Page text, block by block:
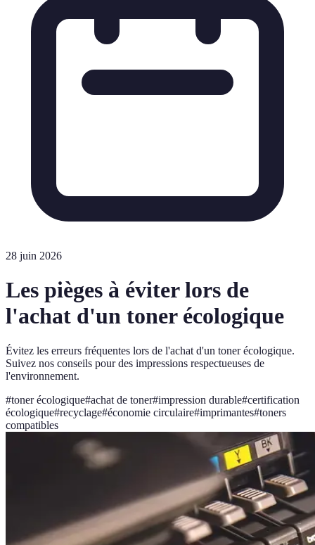
28 juin 2026
Les pièges à éviter lors de
l'achat d'un toner écologique
Évitez les erreurs fréquentes lors de l'achat d'un toner écologique.
Suivez nos conseils pour des impressions respectueuses de
l'environnement.
#toner écologique#achat de toner#impression durable#certification
écologique#recyclage#économie circulaire#imprimantes#toners
compatibles